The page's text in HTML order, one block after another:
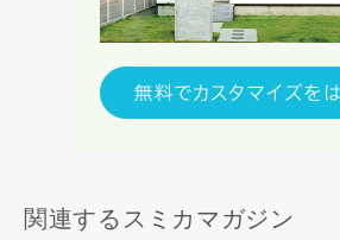
関連するスミカマガジン